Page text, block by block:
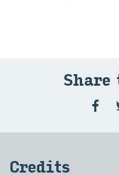
Cre­dits